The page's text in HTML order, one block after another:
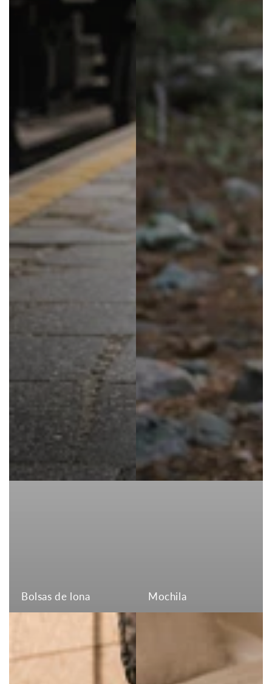
Bolsas de lona Mochila